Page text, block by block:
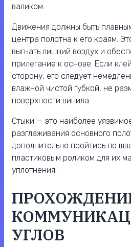
валиком.
Движения должны быть
центра полотна к его краям.
выгнать лишний воздух и
прилегание к основе. Если
сторону, его следует
влажной чистой губкой, не
поверхности винила.
Стыки — это наиболее
разглаживания основного
дополнительно пройтись по
пластиковым роликом для их
уплотнения.
УГЛОВ